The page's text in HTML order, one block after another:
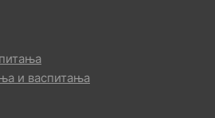
и васпитања